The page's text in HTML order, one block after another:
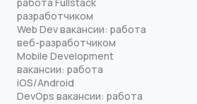
разработчиком
Web Dev вакансии: работа
веб-разработчиком
Mobile Development
вакансии: работа
iOS/Android
DevOps вакансии: работа